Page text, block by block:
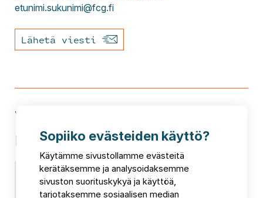
etunimi.sukunimi@fcg.fi
Lähetä viesti
Voit olla kiinnostunut myös
näistäSopiiko evästeiden käyttö?
Käytämme sivustollamme evästeitä
kerätäksemme ja analysoidaksemme
sivuston suorituskykyä ja käyttöä,
tarjotaksemme sosiaalisen median